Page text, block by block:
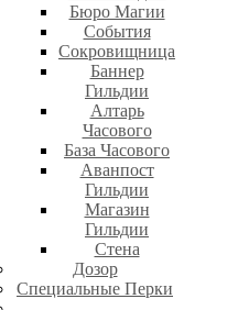
Бюро Магии
События
Сокровищница
Баннер
Гильдии
Алтарь
Часового
База Часового
Аванпост
Гильдии
Магазин
Гильдии
Стена
Дозор
Специальные Перки